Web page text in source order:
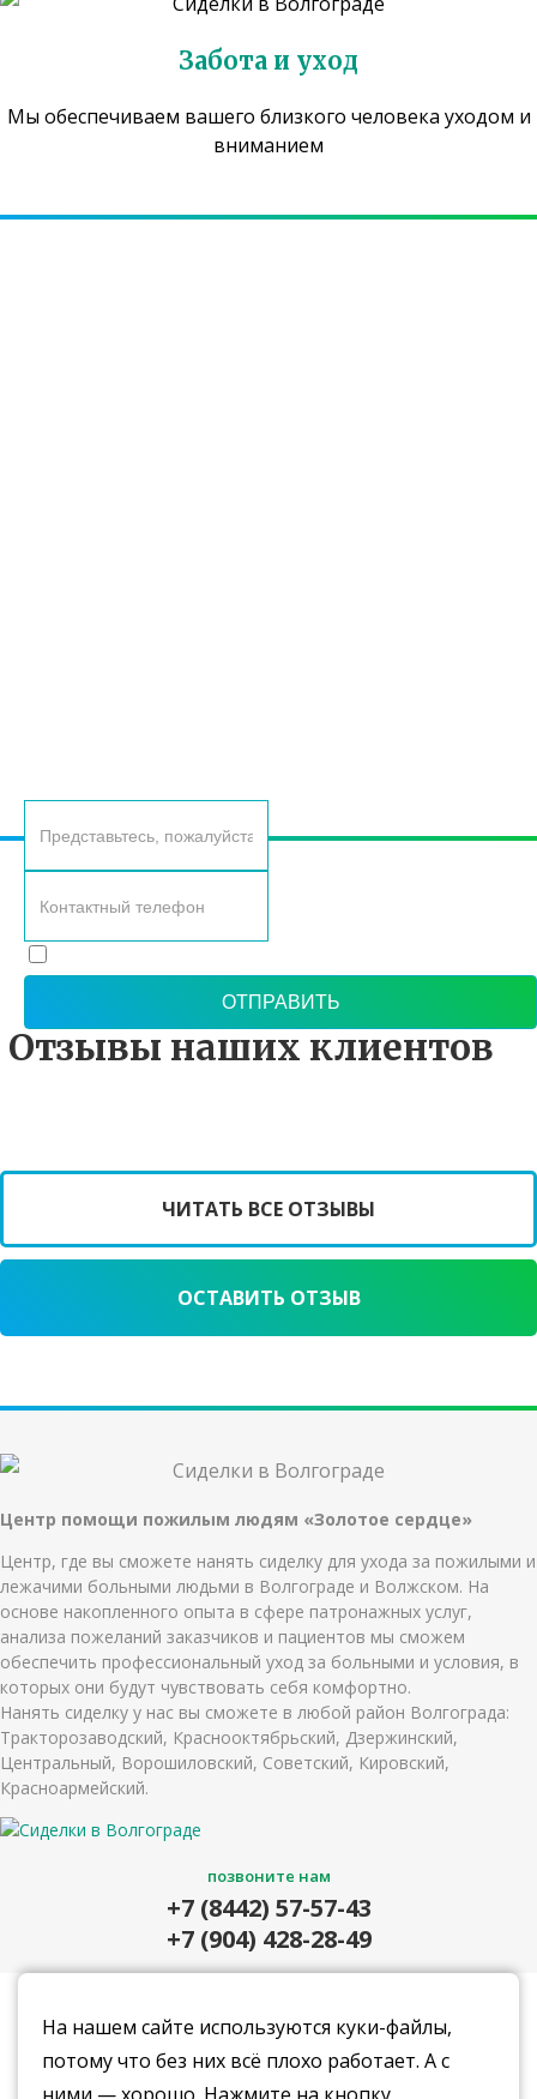
Забота и уход
Мы обеспечиваем вашего близкого человека уходом и
вниманием
Отзывы наших клиентов
ЧИТАТЬ ВСЕ ОТЗЫВЫ
ОСТАВИТЬ ОТЗЫВ
Центр помощи пожилым людям «Золотое сердце»
Центр, где вы сможете нанять сиделку для ухода за пожилыми и
лежачими больными людьми в Волгограде и Волжском. На
основе накопленного опыта в сфере патронажных услуг,
анализа пожеланий заказчиков и пациентов мы сможем
обеспечить профессиональный уход за больными и условия, в
которых они будут чувствовать себя комфортно.
Нанять сиделку у нас вы сможете в любой район Волгограда:
Тракторозаводский, Краснооктябрьский, Дзержинский,
Центральный, Ворошиловский, Советский, Кировский,
Красноармейский.
позвоните нам
+7 (8442) 57-57-43
+7 (904) 428-28-49
г.Волгоград,
ул. Академическая,
д. 14/1, оф.702
На нашем сайте используются куки-файлы,
потому что без них всё плохо работает. А с